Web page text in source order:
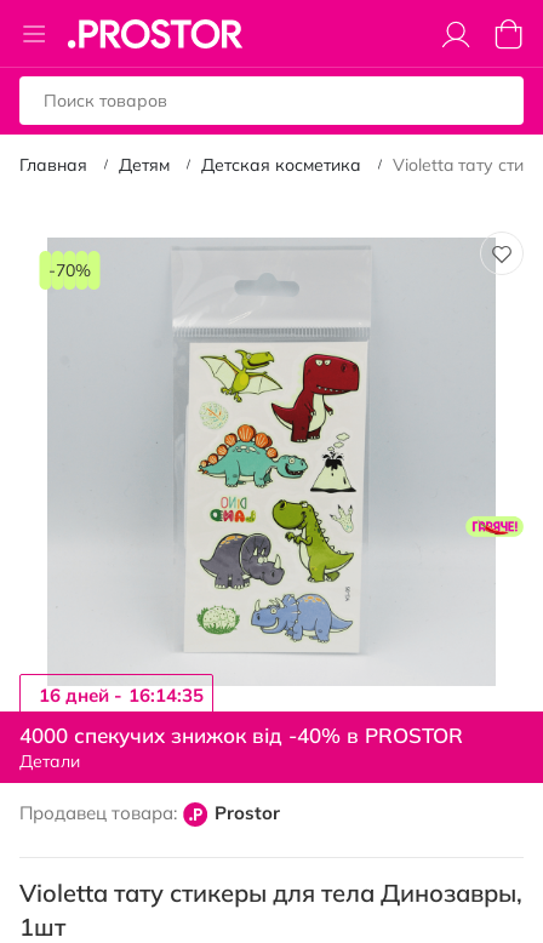
Toggle
Nav
Моя
Главная Детям Детская косметика Violetta тату
Пропустить
перейти
-70%
Перейти
к
началу
галереи
4000 спекучих знижок від -40% в PROSTOR
Детали
16 дней - 16:14:34
Продавец товара: Prostor
Violetta тату стикеры для тела Динозавры,
1шт